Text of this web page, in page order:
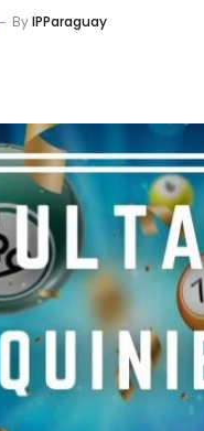
ByIPParaguay